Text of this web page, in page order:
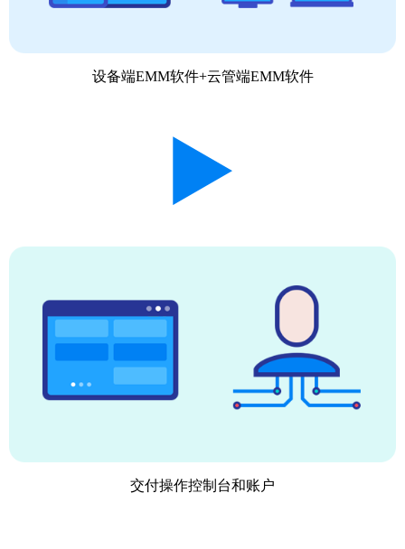
设备端EMM软件+云管端EMM软件
交付操作控制台和账户